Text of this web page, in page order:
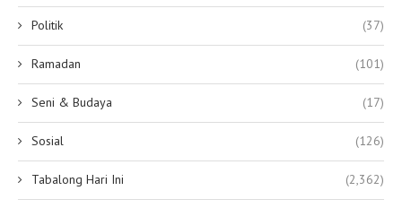
Politik (37)
Ramadan (101)
Seni & Budaya (17)
Sosial (126)
Tabalong Hari Ini (2,362)